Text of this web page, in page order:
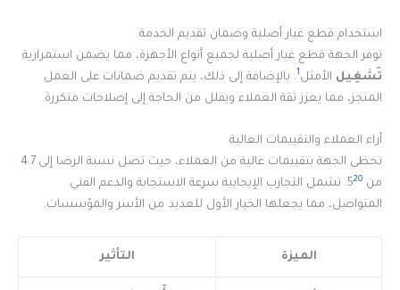
استخدام قطع غيار أصلية وضمان تقديم الخدمة
توفر الجهة قطع غيار أصلية لجميع أنواع الأجهزة، مما يضمن استمرارية
تَشغِيل الأمثل1. بالإضافة إلى ذلك، يتم تقديم ضمانات على العمل
المنجز، مما يعزز ثقة العملاء ويقلل من الحاجة إلى إصلاحات متكررة.
آراء العملاء والتقييمات العالية
تحظى الجهة بتقييمات عالية من العملاء، حيث تصل نسبة الرضا إلى 4.7
من 5 20
. تشمل التجارب الإيجابية سرعة الاستجابة والدعم الفني
المتواصل، مما يجعلها الخيار الأول للعديد من الأسر والمؤسسات.
الميزة التأثير